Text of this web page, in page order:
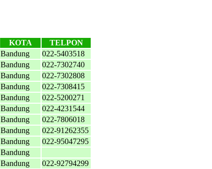
KOTA
TELPON
Bandung
022-5403518
Bandung
022-7302740
Bandung
022-7302808
Bandung
022-7308415
Bandung
022-5200271
Bandung
022-4231544
Bandung
022-7806018
Bandung
022-91262355
Bandung
022-95047295
Bandung
Bandung
022-92794299